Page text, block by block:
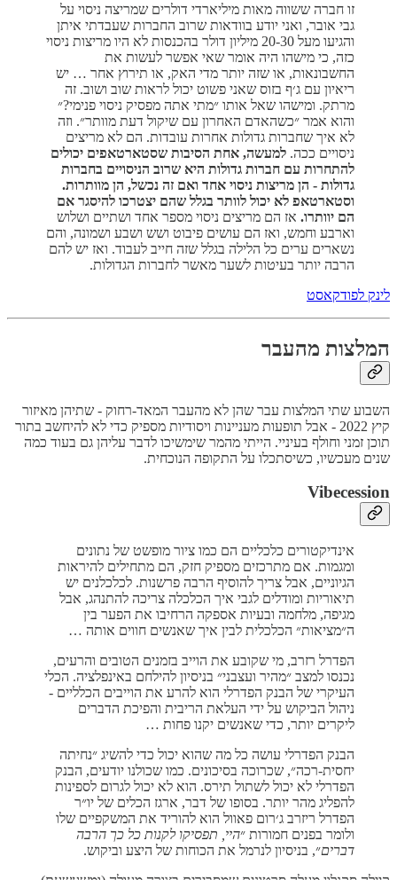
זו חברה ששווה מאות מיליארדי דולרים שמריצה ניסוי על
גבי אובר, ואני יודע בוודאות שרוב החברות שעבדתי איתן
והגיעו מעל 20-30 מיליון דולר בהכנסות לא היו מריצות ניסוי
כזה, כי מישהו היה אומר שאי אפשר לעשות את
החשבונאות, או שזה יותר מדי האק, או תירוץ אחר … יש
ריאיון עם ג׳ף בזוס שאני פשוט יכול לראות שוב ושוב. זה
מרתק. ומישהו שאל אותו ״מתי אתה מפסיק ניסוי פנימי?״
והוא אמר ״כשהאדם האחרון עם שיקול דעת מוותר״. וזה
לא איך שחברות גדולות אחרות עובדות. הם לא מריצים
ניסויים ככה. למעשה, אחת הסיבות שסטארטאפים יכולים
להתחרות עם חברות גדולות היא שרוב הניסויים בחברות
גדולות - הן מריצות ניסוי אחד ואם זה נכשל, הן מוותרות.
וסטארטאפ לא יכול לוותר בגלל שהם יצטרכו להיסגר אם
הם יוותרו. אז הם מריצים ניסוי מספר אחד ושתיים ושלוש
וארבע וחמש, ואז הם עושים פיבוט ושש ושבע ושמונה, והם
נשארים ערים כל הלילה בגלל שזה חייב לעבוד. ואז יש להם
הרבה יותר בעיטות לשער מאשר לחברות הגדולות.
לינק לפודקאסט
המלצות מהעבר
השבוע שתי המלצות עבר שהן לא מהעבר המאד-רחוק - שתיהן מאיזור
קיץ 2022 - אבל תופעות מעניינות ויסודיות מספיק כדי לא להיחשב בתור
תוכן זמני וחולף בעיניי. הייתי מהמר שימשיכו לדבר עליהן גם בעוד כמה
שנים מעכשיו, כשיסתכלו על התקופה הנוכחית.
Vibecession
אינדיקטורים כלכליים הם כמו ציור מופשט של נתונים
ומגמות. אם מתרכזים מספיק חזק, הם מתחילים להיראות
הגיוניים, אבל צריך להוסיף הרבה פרשנות. לכלכלנים יש
תיאוריות ומודלים לגבי איך הכלכלה צריכה להתנהג, אבל
מגיפה, מלחמה ובעיות אספקה הרחיבו את הפער בין
ה״מציאות״ הכלכלית לבין איך שאנשים חווים אותה …
הפדרל רזרב, מי שקובע את הוייב בזמנים הטובים והרעים,
נכנסו למצב ״מהיר ועצבני״ בניסיון להילחם באינפלציה. הכלי
העיקרי של הבנק הפדרלי הוא להרע את הוייבים הכלליים -
ניהול הביקוש על ידי העלאת הריבית והפיכת הדברים
ליקרים יותר, כדי שאנשים יקנו פחות …
הבנק הפדרלי עושה כל מה שהוא יכול כדי להשיג ״נחיתה
יחסית-רכה״, שכרוכה בסיכונים. כמו שכולנו יודעים, הבנק
הפדרלי לא יכול לשתול תירס. הוא לא יכול לגרום לספינות
להפליג מהר יותר. בסופו של דבר, ארגז הכלים של יו״ר
הפדרל ריזרב ג׳רום פאוול הוא להוריד את המשקפיים שלו
ולומר בפנים חמורות ״היי, תפסיקו לקנות כל כך הרבה
דברים״, בניסיון לנרמל את הכוחות של היצע וביקוש.